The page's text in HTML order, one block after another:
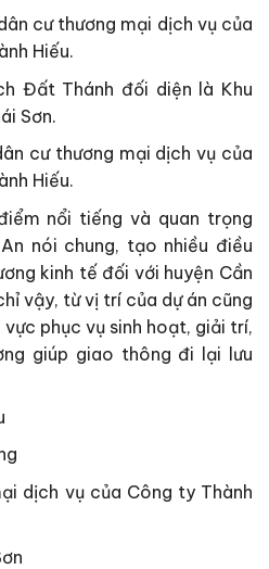
cư thương mại dịch vụ của
Hiếu.
Đất Thánh đối diện là Khu
Sơn.
cư thương mại dịch vụ của
Hiếu.
nổi tiếng và quan trọng
nói chung, tạo nhiều điều
kinh tế đối với huyện Cần
vậy, từ vị trí của dự án cũng
phục vụ sinh hoạt, giải trí,
giúp giao thông đi lại lưu
dịch vụ của Công ty Thành